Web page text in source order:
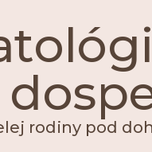
rodiny pod